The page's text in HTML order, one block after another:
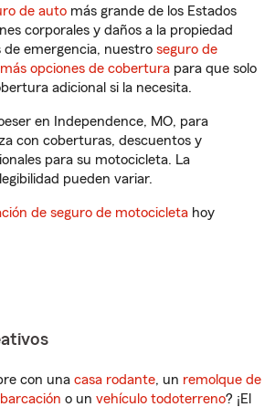
de auto más grande de los Estados
corporales y daños a la propiedad
de emergencia, nuestro seguro de
más opciones de cobertura para que solo
adicional si la necesita.
en Independence, MO, para
con coberturas, descuentos y
para su motocicleta. La
pueden variar.
de seguro de motocicleta hoy
con una casa rodante, un remolque de
o un vehículo todoterreno? ¡El